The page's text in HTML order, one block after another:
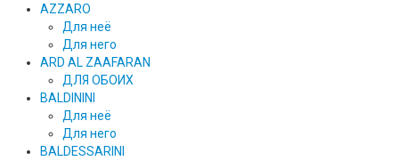
AZZARO
Для неё
Для него
ARD AL ZAAFARAN
ДЛЯ ОБОИХ
BALDININI
Для неё
Для него
BALDESSARINI